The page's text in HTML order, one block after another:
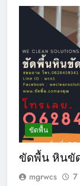
ขัดพื้น
ขัดพื้น หินขั
mgrwcs 7